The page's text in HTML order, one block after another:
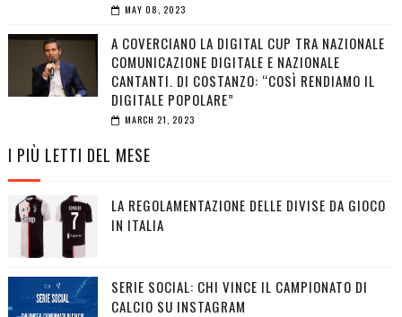
MAY 08, 2023
A COVERCIANO LA DIGITAL CUP TRA NAZIONALE
COMUNICAZIONE DIGITALE E NAZIONALE
CANTANTI. DI COSTANZO: “COSÌ RENDIAMO IL
DIGITALE POPOLARE”
MARCH 21, 2023
I PIÙ LETTI DEL MESE
LA REGOLAMENTAZIONE DELLE DIVISE DA GIOCO
IN ITALIA
SERIE SOCIAL: CHI VINCE IL CAMPIONATO DI
CALCIO SU INSTAGRAM